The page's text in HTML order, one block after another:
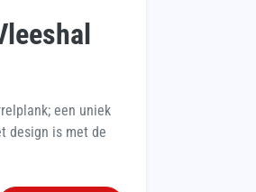
een uniek
design is met de